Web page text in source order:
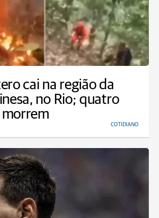
cai na região da
no Rio; quatro
morrem
COTIDIANO